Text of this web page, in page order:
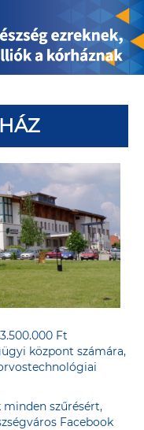
Ft
központ számára,
minden szűrésért,
Facebook